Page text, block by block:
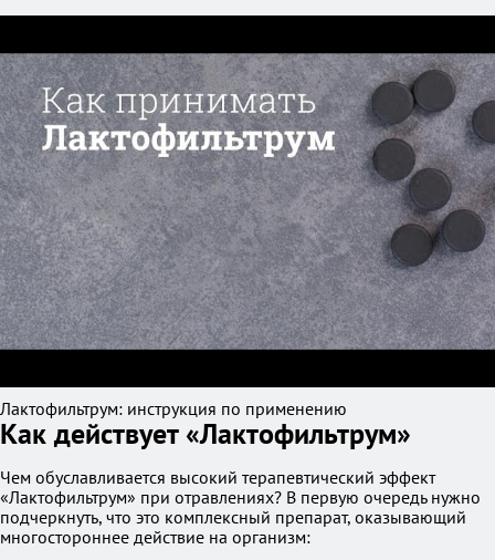
Лактофильтрум: инструкция по применению
Как действует «Лактофильтрум»
Чем обуславливается высокий терапевтический эффект
«Лактофильтрум» при отравлениях? В первую очередь нужно
подчеркнуть, что это комплексный препарат, оказывающий
многостороннее действие на организм: